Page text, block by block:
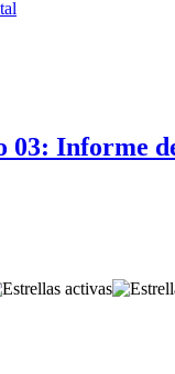
03: Informe